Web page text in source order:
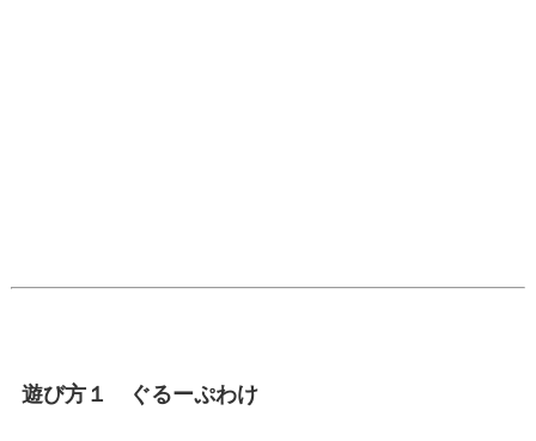
遊び方１ ぐるーぷわけ